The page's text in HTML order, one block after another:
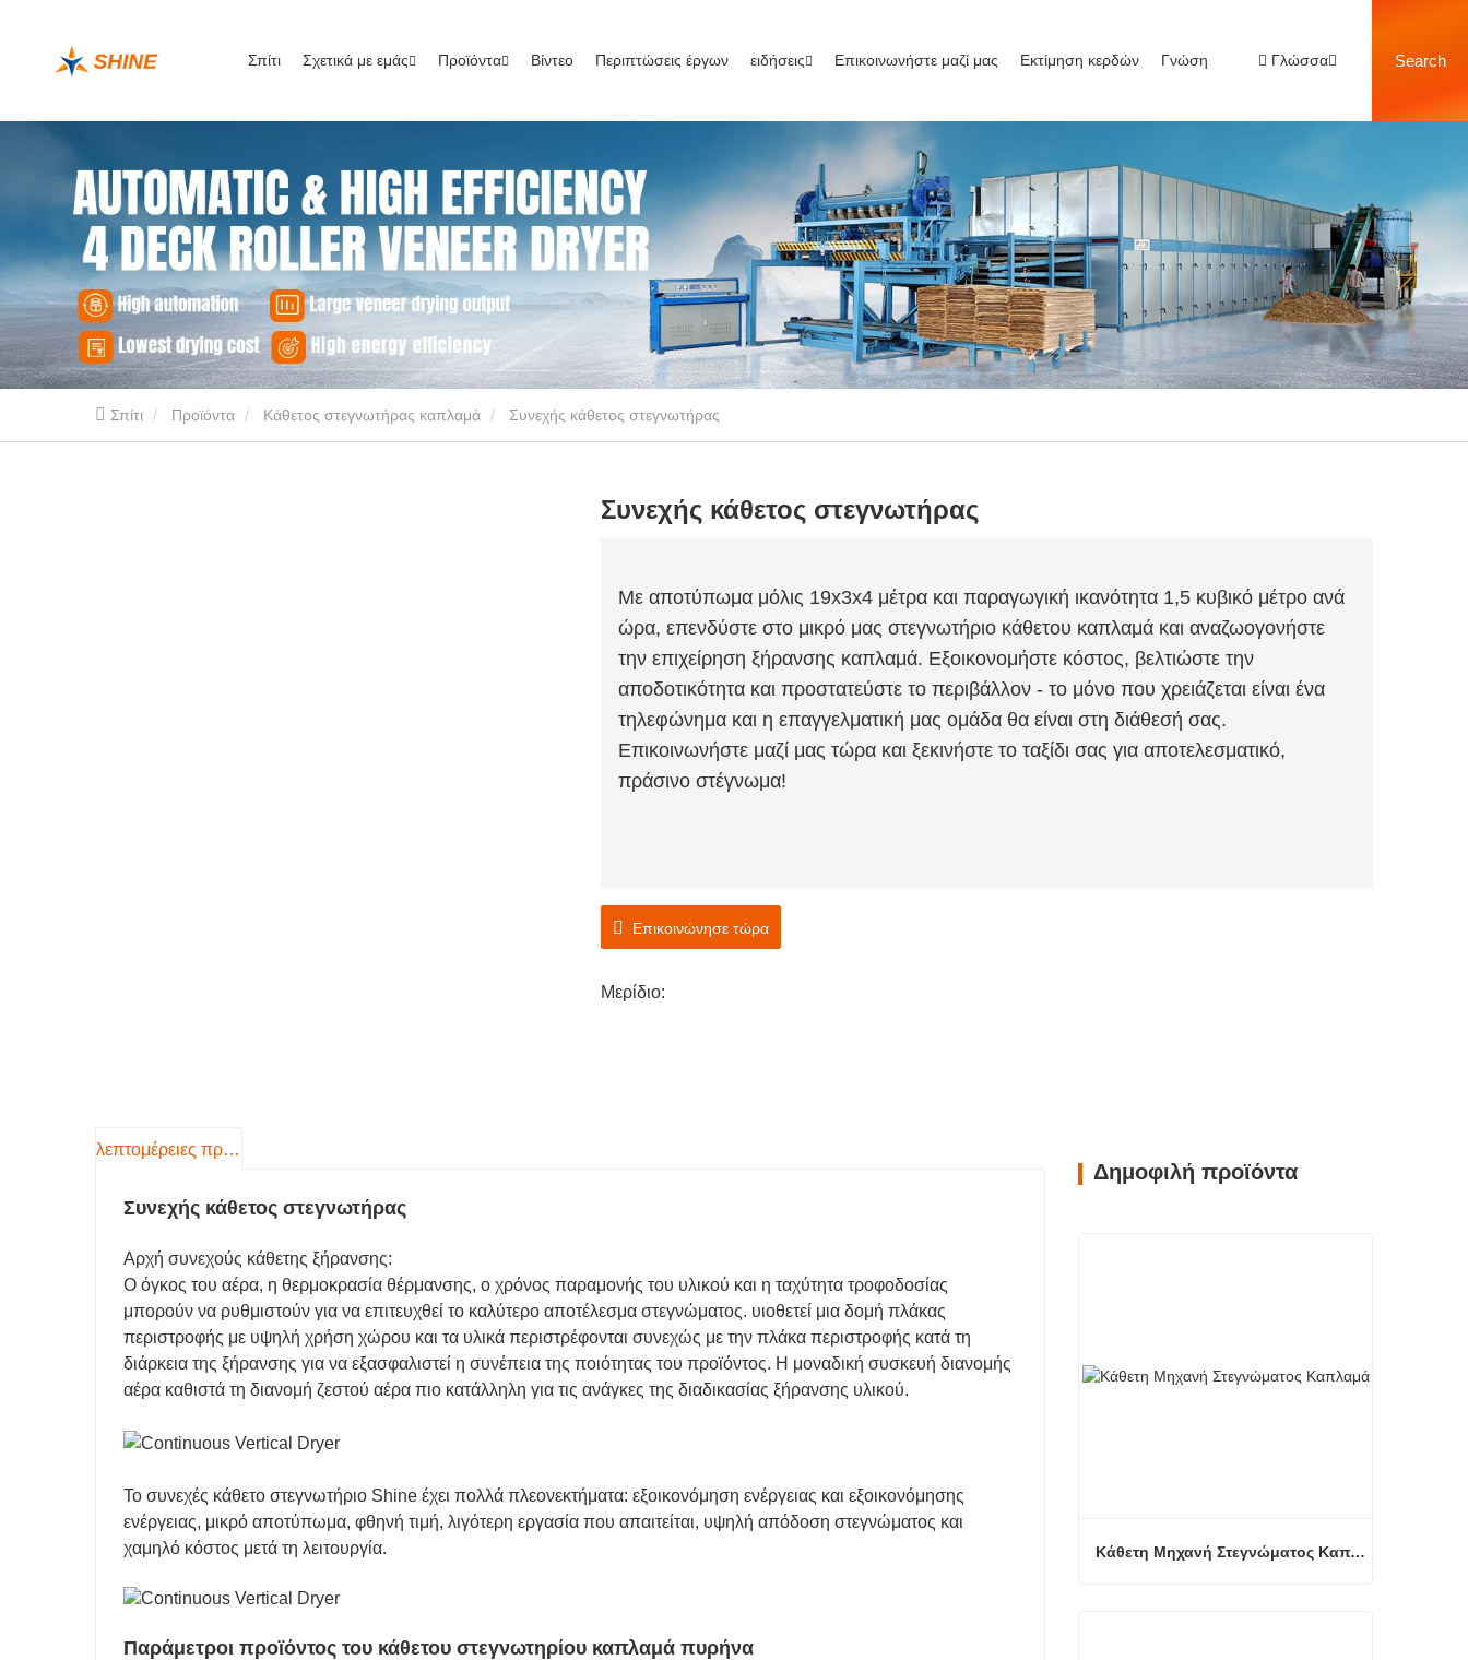
Σπίτι Σχετικά με εμάς Προϊόντα Βίντεο Περιπτώσεις έργων ειδήσεις Επικοινωνήστε μαζί μας Εκτίμηση κερδών Γνώση Γλώσσα Search
Σπίτι Προϊόντα Κάθετος στεγνωτήρας καπλαμά Συνεχής κάθετος στεγνωτήρας
Συνεχής κάθετος στεγνωτήρας
Με αποτύπωμα μόλις 19x3x4 μέτρα και παραγωγική ικανότητα 1,5 κυβικό μέτρο ανά
ώρα, επενδύστε στο μικρό μας στεγνωτήριο κάθετου καπλαμά και αναζωογονήστε
την επιχείρηση ξήρανσης καπλαμά. Εξοικονομήστε κόστος, βελτιώστε την
αποδοτικότητα και προστατεύστε το περιβάλλον - το μόνο που χρειάζεται είναι ένα
τηλεφώνημα και η επαγγελματική μας ομάδα θα είναι στη διάθεσή σας.
Επικοινωνήστε μαζί μας τώρα και ξεκινήστε το ταξίδι σας για αποτελεσματικό,
πράσινο στέγνωμα!
Επικοινώνησε τώρα
Μερίδιο:
λεπτομέρειες προιόντος
Συνεχής κάθετος στεγνωτήρας
Αρχή συνεχούς κάθετης ξήρανσης:
Ο όγκος του αέρα, η θερμοκρασία θέρμανσης, ο χρόνος παραμονής του υλικού και η ταχύτητα τροφοδοσίας
μπορούν να ρυθμιστούν για να επιτευχθεί το καλύτερο αποτέλεσμα στεγνώματος. υιοθετεί μια δομή πλάκας
περιστροφής με υψηλή χρήση χώρου και τα υλικά περιστρέφονται συνεχώς με την πλάκα περιστροφής κατά τη
διάρκεια της ξήρανσης για να εξασφαλιστεί η συνέπεια της ποιότητας του προϊόντος. Η μοναδική συσκευή διανομής
αέρα καθιστά τη διανομή ζεστού αέρα πιο κατάλληλη για τις ανάγκες της διαδικασίας ξήρανσης υλικού.
Το συνεχές κάθετο στεγνωτήριο Shine έχει πολλά πλεονεκτήματα: εξοικονόμηση ενέργειας και εξοικονόμησης
ενέργειας, μικρό αποτύπωμα, φθηνή τιμή, λιγότερη εργασία που απαιτείται, υψηλή απόδοση στεγνώματος και
χαμηλό κόστος μετά τη λειτουργία.
Παράμετροι προϊόντος του κάθετου στεγνωτηρίου καπλαμά πυρήνα
Δημοφιλή προϊόντα
Κάθετη Μηχανή Στεγνώματος Καπλαμά